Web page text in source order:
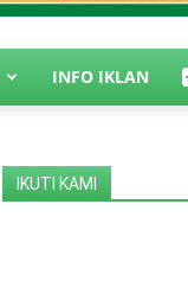
INFO IKLAN
IKUTI KAMI